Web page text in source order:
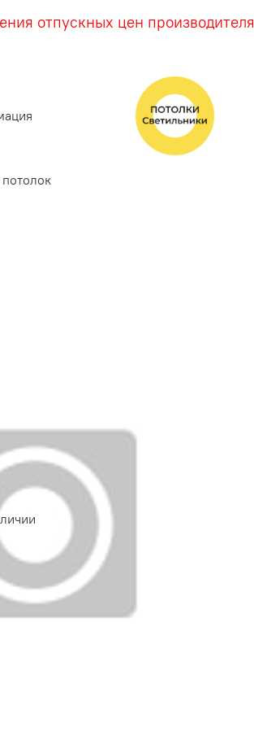
отпускных цен